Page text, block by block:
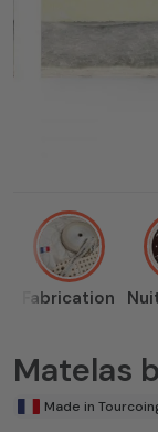
Fabrication
Matelas
Made in